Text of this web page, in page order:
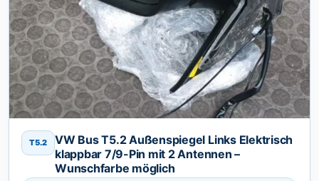
T5.2
VW Bus T5.2 Außenspiegel Links Elektrisch
klappbar 7/9-Pin mit 2 Antennen –
Wunschfarbe möglich